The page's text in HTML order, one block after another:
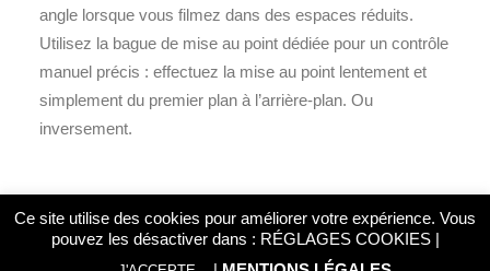
angle lorsque vous filmez dans des espaces réduits.
Utilisez la bague de mise au point dédiée pour un contrôle
manuel précis : effectuez la mise au point lentement et
simplement du premier plan à l’arrière-plan. Ou
inversement.
Format: DX
Focale: 10–20 mm
Ce site utilise des cookies pour améliorer votre expérience. Vous
pouvez les désactiver dans : RÉGLAGES COOKIES|